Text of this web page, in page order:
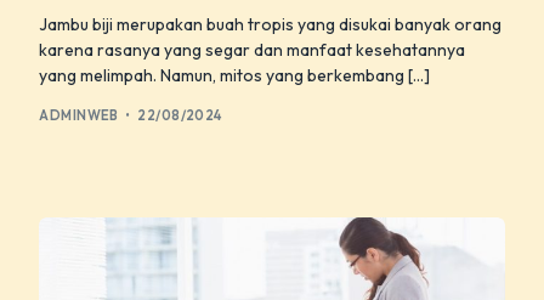
Jambu biji merupakan buah tropis yang disukai banyak orang
karena rasanya yang segar dan manfaat kesehatannya
yang melimpah. Namun, mitos yang berkembang […]
ADMINWEB 22/08/2024